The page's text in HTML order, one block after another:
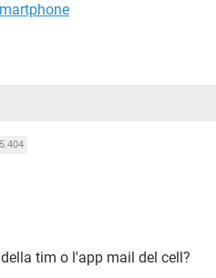
tim o l'app mail del cell?